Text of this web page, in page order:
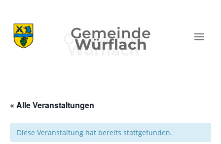
Gemeinde
Würflach
« Alle Veranstaltungen
Diese Veranstaltung hat bereits stattgefunden.